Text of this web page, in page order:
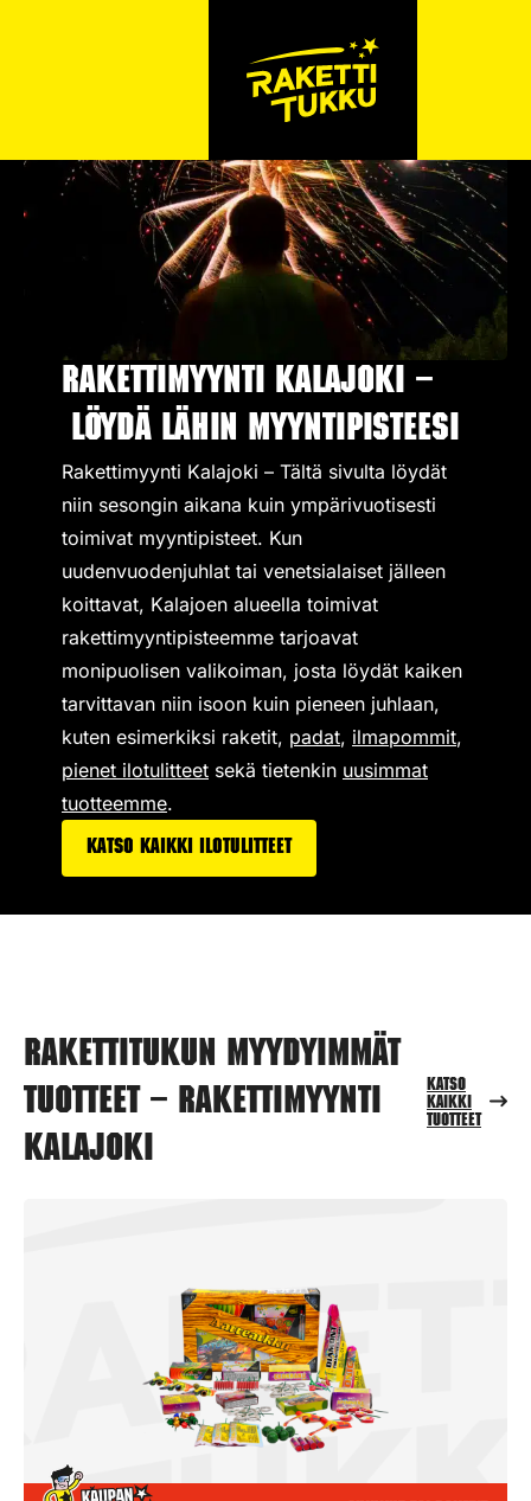
Rakettimyynti Kalajoki –
Löydä lähin myyntipisteesi
Rakettimyynti Kalajoki – Tältä sivulta löydät
niin sesongin aikana kuin ympärivuotisesti
toimivat myyntipisteet. Kun
uudenvuodenjuhlat tai venetsialaiset jälleen
koittavat, Kalajoen alueella toimivat
rakettimyyntipisteemme tarjoavat
monipuolisen valikoiman, josta löydät kaiken
tarvittavan niin isoon kuin pieneen juhlaan,
kuten esimerkiksi raketit, padat, ilmapommit,
pienet ilotulitteet sekä tietenkin uusimmat
tuotteemme.
Katso kaikki ilotulitteet
Rakettitukun myydyimmät
tuotteet – Rakettimyynti
Kalajoki
Katso
kaikki
tuotteet